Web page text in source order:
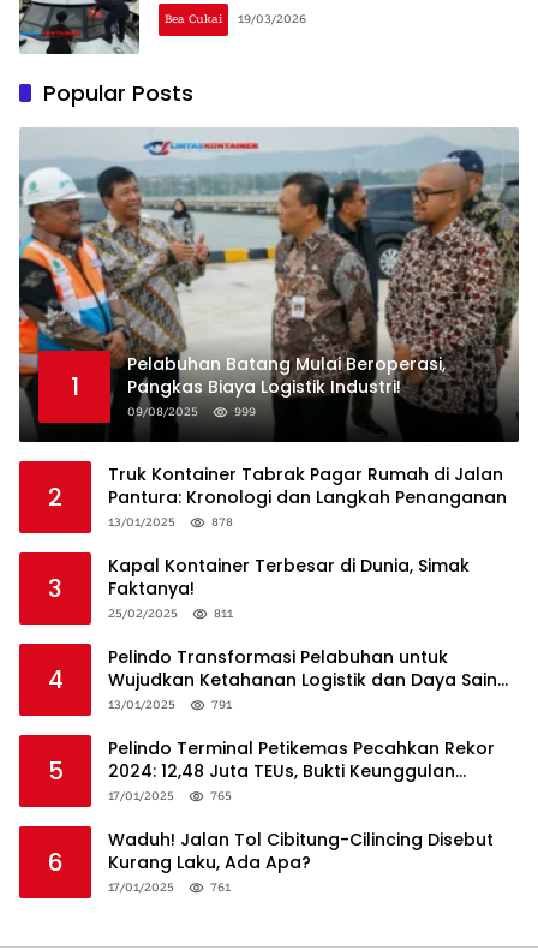
Bea Cukai 19/03/2026
Popular Posts
1
Pelabuhan Batang Mulai Beroperasi,
Pangkas Biaya Logistik Industri!
09/08/2025 999
2
Truk Kontainer Tabrak Pagar Rumah di Jalan
Pantura: Kronologi dan Langkah Penanganan
13/01/2025 878
3
Kapal Kontainer Terbesar di Dunia, Simak
Faktanya!
25/02/2025 811
4
Pelindo Transformasi Pelabuhan untuk
Wujudkan Ketahanan Logistik dan Daya Saing
Global
13/01/2025 791
5
Pelindo Terminal Petikemas Pecahkan Rekor
2024: 12,48 Juta TEUs, Bukti Keunggulan
Logistik Nasional
17/01/2025 765
6
Waduh! Jalan Tol Cibitung-Cilincing Disebut
Kurang Laku, Ada Apa?
17/01/2025 761